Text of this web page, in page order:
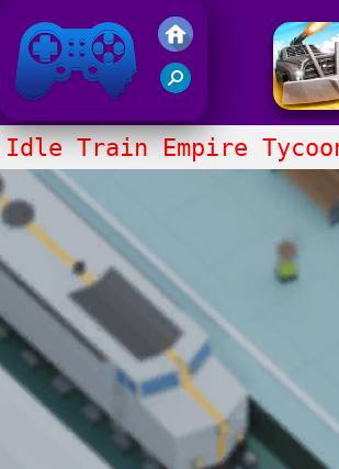
Juegos Friv 2017
Idle Train Empire